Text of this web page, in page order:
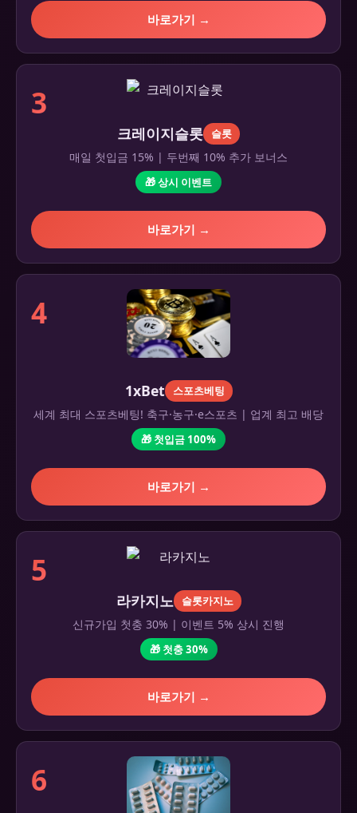
바로가기 →
3
크레이지슬롯 슬롯
매일 첫입금 15% | 두번째 10% 추가 보너스
🎁 상시 이벤트
바로가기 →
4
1xBet 스포츠베팅
세계 최대 스포츠베팅! 축구·농구·e스포츠 | 업계 최고 배당
🎁 첫입금 100%
바로가기 →
5
라카지노 슬롯카지노
신규가입 첫충 30% | 이벤트 5% 상시 진행
🎁 첫충 30%
바로가기 →
6